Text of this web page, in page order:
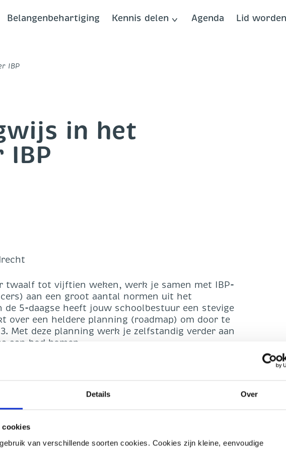
Details Over
cookies
van verschillende soorten cookies. Cookies zijn kleine, eenvoudige
Belangenbehartiging Kennis delen Agenda Lid worden
IBP
in het
IBP
twaalf tot vijftien weken, werk je samen met IBP-
aan een groot aantal normen uit het
de 5-daagse heeft jouw schoolbestuur een stevige
over een heldere planning (roadmap) om door te
Met deze planning werk je zelfstandig verder aan
aan bod komen.
je
plaats op de volgende data: